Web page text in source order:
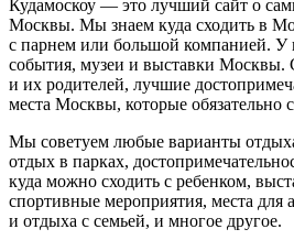
Кудамоскоу — это лучший сайт о
Москвы. Мы знаем куда сходить в
с парнем или большой компанией. У
события, музеи и выставки Москвы.
и их родителей, лучшие
места Москвы, которые обязательно
Мы советуем любые варианты
отдых в парках,
куда можно сходить с ребенком,
спортивные мероприятия, места для
и отдыха с семьей, и многое другое.